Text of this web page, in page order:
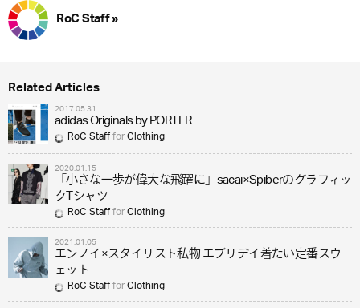
RoC Staff »
Related Articles
2017.05.31
adidas Originals by PORTER
RoC StaffforClothing
2020.01.15
「小さな一歩が偉大な飛躍に」sacai×Spiberのグラフィッ
クTシャツ
RoC StaffforClothing
2021.01.05
エンノイ×スタイリスト私物 エブリデイ着たい定番スウ
ェット
RoC StaffforClothing